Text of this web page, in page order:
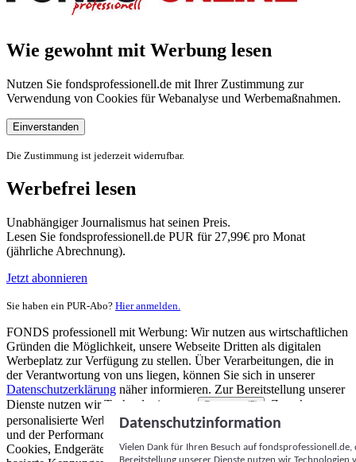
Wie gewohnt mit Werbung lesen
Nutzen Sie fondsprofessionell.de mit Ihrer Zustimmung zur
Verwendung von Cookies für Webanalyse und Werbemaßnahmen.
Einverstanden
Die Zustimmung ist jederzeit widerrufbar.
Werbefrei lesen
Unabhängiger Journalismus hat seinen Preis.
Lesen Sie fondsprofessionell.de PUR für 27,99€ pro Monat
(jährliche Abrechnung).
Jetzt abonnieren
Sie haben ein PUR-Abo? Hier anmelden.
FONDS professionell mit Werbung: Wir nutzen aus wirtschaftlichen
Gründen die Möglichkeit, unsere Webseite Dritten als digitalen
Werbeplatz zur Verfügung zu stellen. Über Verarbeitungen, die in
der Verantwortung von uns liegen, können Sie sich in unserer
Datenschutzerklärung näher informieren. Zur Bereitstellung unserer
Dienste nutzen wir Technologien von
Partnern (5)
. Zwecke:
personalisierte Werbung und Inhalte, Messung von Werbeleistung
und der Performance von Inhalten sowie Zielgruppenforschung.
Cookies, Endgeräte- oder ähnliche Online-Kennungen (z. B. login-
Datenschutzinformation
Vielen Dank für Ihren Besuch auf
Bereitstellung unserer Dienste nutzen wir Technologien